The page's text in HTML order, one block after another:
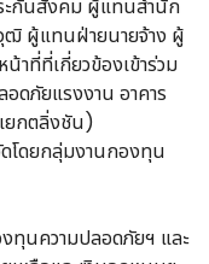
ะกันสังคม ผู้แทนสำนัก
ผู้แทนฝ่ายนายจ้าง ผู้
าที่ที่เกี่ยวข้องเข้าร่วม
ดภัยแรงงาน อาคาร
ยกตลิ่งชัน)
โดยกลุ่มงานกองทุน
ทุนความปลอดภัยฯ และ